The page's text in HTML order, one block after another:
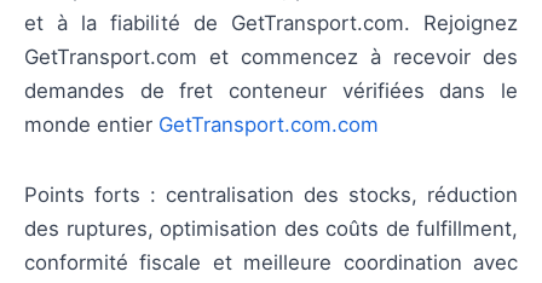
et à la fiabilité de GetTransport.com. Rejoignez
GetTransport.com et commencez à recevoir des
demandes de fret conteneur vérifiées dans le
monde entier GetTransport.com.com
Points forts : centralisation des stocks, réduction
des ruptures, optimisation des coûts de fulfillment,
conformité fiscale et meilleure coordination avec